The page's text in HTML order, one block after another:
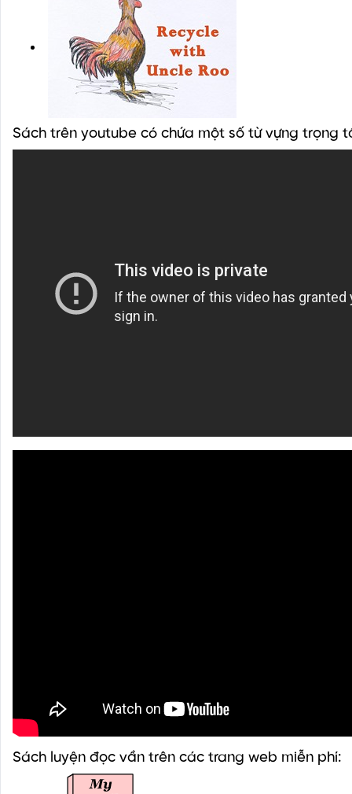
Sách trên youtube có chứa một số từ vựng trọng
Sách luyện đọc vần trên các trang web miễn phí: